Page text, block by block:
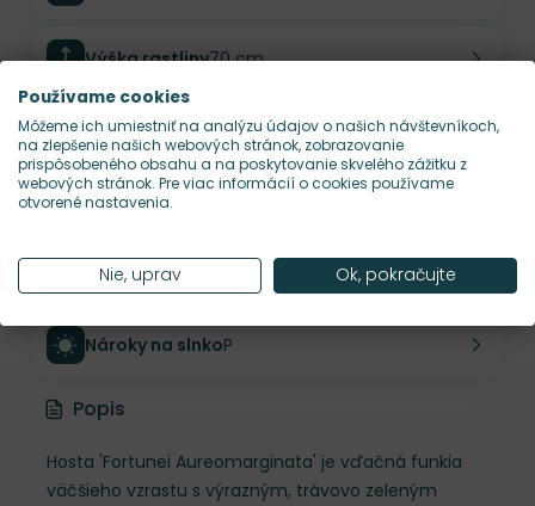
Výška rastliny70 cm
Šírka rastliny 60 cm
Habitus rastliny
Hustota výsadby
Nároky na slnkoP
Popis
Hosta 'Fortunei Aureomarginata' je vďačná funkia
väčšieho vzrastu s výrazným, trávovo zeleným
Používame cookies
Môžeme ich umiestniť na analýzu údajov o našich návštevníkoch,
na zlepšenie našich webových stránok, zobrazovanie
prispôsobeného obsahu a na poskytovanie skvelého zážitku z
webových stránok. Pre viac informácií o cookies používame
otvorené nastavenia.
Nie, uprav Ok, pokračujte